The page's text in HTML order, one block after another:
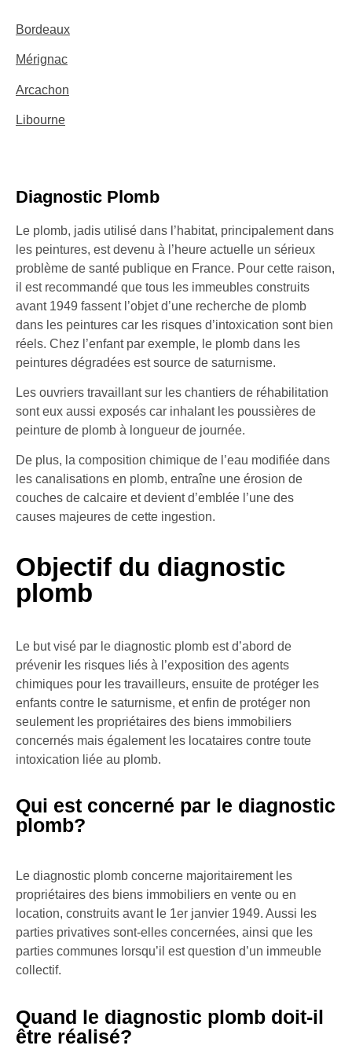
Bordeaux
Mérignac
Arcachon
Libourne
Diagnostic Plomb
Le plomb, jadis utilisé dans l’habitat, principalement dans
les peintures, est devenu à l’heure actuelle un sérieux
problème de santé publique en France. Pour cette raison,
il est recommandé que tous les immeubles construits
avant 1949 fassent l’objet d’une recherche de plomb
dans les peintures car les risques d’intoxication sont bien
réels. Chez l’enfant par exemple, le plomb dans les
peintures dégradées est source de saturnisme.
Les ouvriers travaillant sur les chantiers de réhabilitation
sont eux aussi exposés car inhalant les poussières de
peinture de plomb à longueur de journée.
De plus, la composition chimique de l’eau modifiée dans
les canalisations en plomb, entraîne une érosion de
couches de calcaire et devient d’emblée l’une des
causes majeures de cette ingestion.
Objectif du diagnostic
plomb
Le but visé par le diagnostic plomb est d’abord de
prévenir les risques liés à l’exposition des agents
chimiques pour les travailleurs, ensuite de protéger les
enfants contre le saturnisme, et enfin de protéger non
seulement les propriétaires des biens immobiliers
concernés mais également les locataires contre toute
intoxication liée au plomb.
Qui est concerné par le diagnostic
plomb?
Le diagnostic plomb concerne majoritairement les
propriétaires des biens immobiliers en vente ou en
location, construits avant le 1er janvier 1949. Aussi les
parties privatives sont-elles concernées, ainsi que les
parties communes lorsqu’il est question d’un immeuble
collectif.
Quand le diagnostic plomb doit-il
être réalisé?